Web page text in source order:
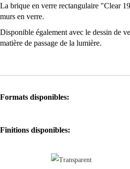
La brique en verre rectangulaire "Clear
murs en verre.
Disponible également avec le dessin de
matière de passage de la lumière.
Formats disponibles:
Finitions disponibles: